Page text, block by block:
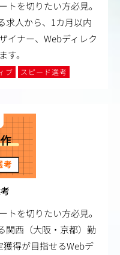
トを切りたい方必見。
求人から、1カ月以内
イナー、Webディレク
。
ブ スピード選考
トを切りたい方必見。
関西（大阪・京都）勤
得が目指せるWebデ